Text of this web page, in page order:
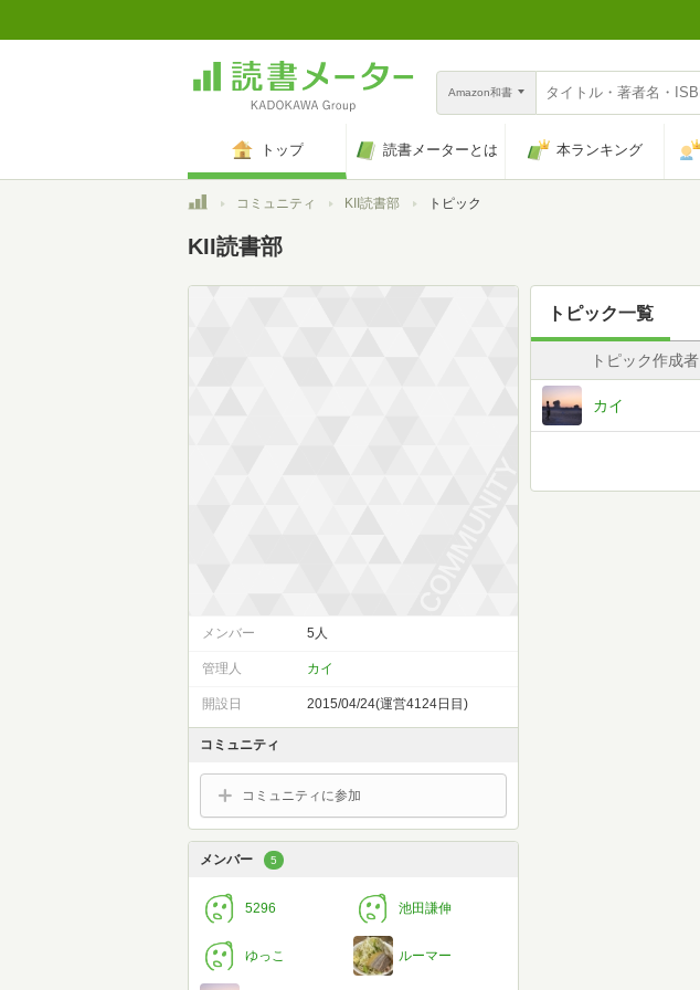
Amazon和書
トップ 読書メーターとは 本ランキング
トップコミュニティ KII読書部 トピック
KII読書部
トピック一覧
トピック作成者
カイ
メンバー 5人
管理人 カイ
開設日 2015/04/24(運営4124日目)
コミュニティ
コミュニティに参加
メンバー 5
5296 池田謙伸
ゆっこ ルーマー